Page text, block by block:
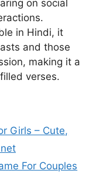
on social
in Hindi, it
and those
making it a
verses.
Girls – Cute,
For Couples